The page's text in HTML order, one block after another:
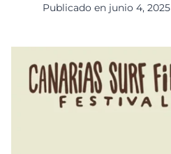
Publicado en junio 4, 2025